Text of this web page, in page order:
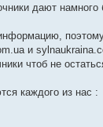
дают
и
чтоб не
каждого из нас :